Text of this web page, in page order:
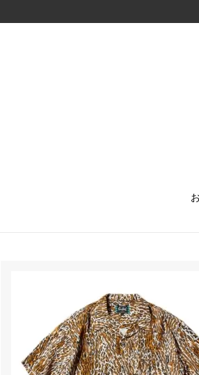
LIBBEY